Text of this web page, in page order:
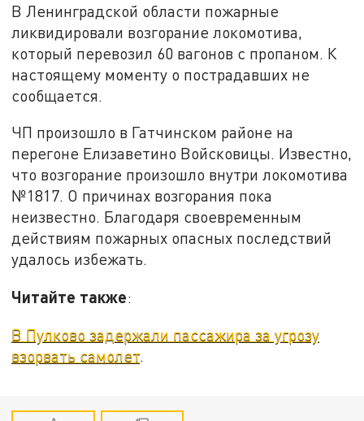
В Ленинградской области пожарные
ликвидировали возгорание локомотива,
который перевозил 60 вагонов с пропаном. К
настоящему моменту о пострадавших не
сообщается.
ЧП произошло в Гатчинском районе на
перегоне Елизаветино Войсковицы. Известно,
что возгорание произошло внутри локомотива
№1817. О причинах возгорания пока
неизвестно. Благодаря своевременным
действиям пожарных опасных последствий
удалось избежать.
Читайте также:
В Пулково задержали пассажира за угрозу
взорвать самолет.